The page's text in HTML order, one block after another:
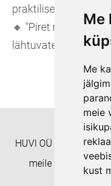
Me
Me
meie
kust
praktilised tegevused."
🔸​ "Piret rõhutas
lähtuvates
HUVI OÜ
meile numbril